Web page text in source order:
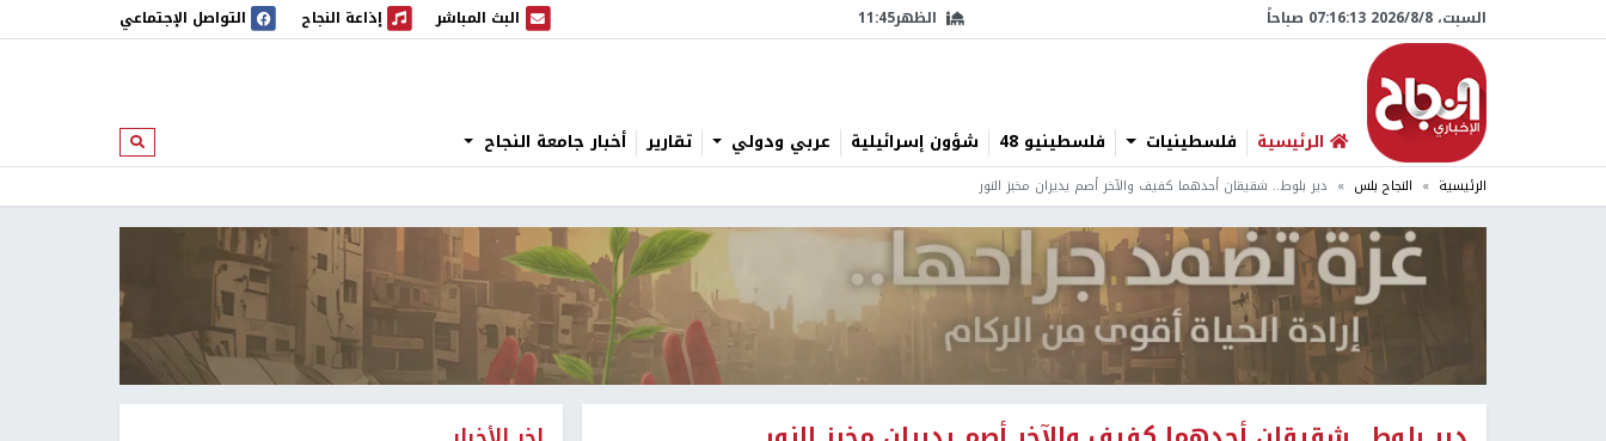
السبت، 8/‏8/‏2026 07:16:14 صباحاً الظهر11:45 البث المباشر
البث المباشر إذاعة النجاح
إذاعة النجاح التواصل الإجتماعي
الرئيسية فلسطينيات فلسطينيو 48 شؤون إسرائيلية عربي ودولي تقارير أخبار جامعة النجاح ابحث
الرئيسية النجاح بلس دير بلوط.. شقيقان أحدهما كفيف والآخر أصم يديران مخبز النور